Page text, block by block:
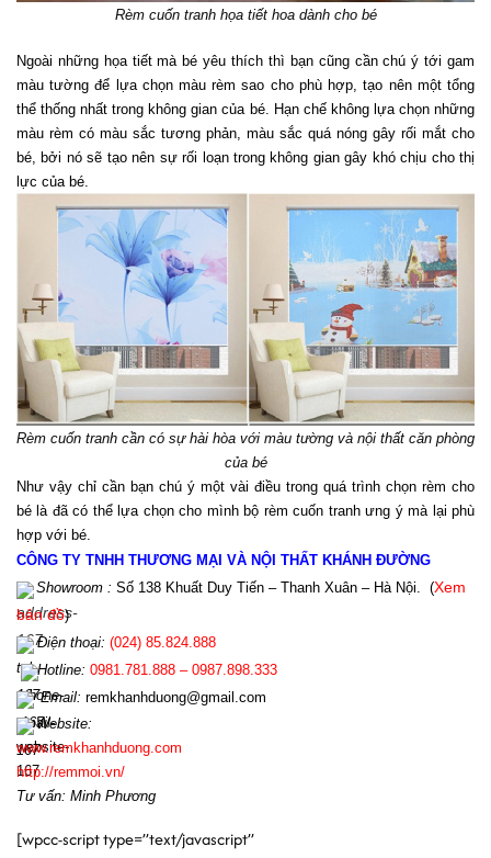
Rèm cuốn tranh họa tiết hoa dành cho bé
Ngoài những họa tiết mà bé yêu thích thì bạn cũng cần chú ý tới gam
màu tường để lựa chọn màu rèm sao cho phù hợp, tạo nên một tổng
thể thống nhất trong không gian của bé. Hạn chế không lựa chọn những
màu rèm có màu sắc tương phản, màu sắc quá nóng gây rối mắt cho
bé, bởi nó sẽ tạo nên sự rối loạn trong không gian gây khó chịu cho thị
lực của bé.
Rèm cuốn tranh cần có sự hài hòa với màu tường và nội thất căn phòng
của bé
Như vậy chỉ cần bạn chú ý một vài điều trong quá trình chọn rèm cho
bé là đã có thể lựa chọn cho mình bộ rèm cuốn tranh ưng ý mà lại phù
hợp với bé.
CÔNG TY TNHH THƯƠNG MẠI VÀ NỘI THẤT KHÁNH ĐƯỜNG
Showroom : Số 138 Khuất Duy Tiến – Thanh Xuân – Hà Nội. (Xem
bản đồ)
Điện thoại: (024) 85.824.888
Hotline: 0981.781.888 – 0987.898.333
Email: remkhanhduong@gmail.com
Website:
www.remkhanhduong.com
http://remmoi.vn/
Tư vấn: Minh Phương
[wpcc-script type=”text/javascript”